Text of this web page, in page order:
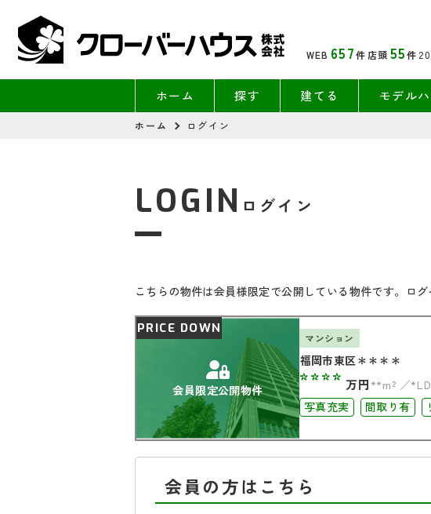
WEB 657件 店頭 55件
ホーム 探す 建てる モデル
ホーム ログイン
ログイン
LOGIN
こちらの物件は会員様限定で公開している物件です。ロ
会員限定公開物件
PRICE DOWN
マンション
福岡市東区＊＊＊＊
**** 万円 **m²
写真充実
間取り有
会員の方はこちら